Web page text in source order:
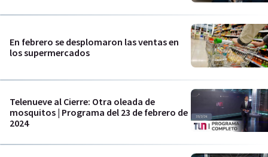
En febrero se desplomaron las ventas en
los supermercados
Telenueve al Cierre: Otra oleada de
mosquitos | Programa del 23 de febrero de
2024